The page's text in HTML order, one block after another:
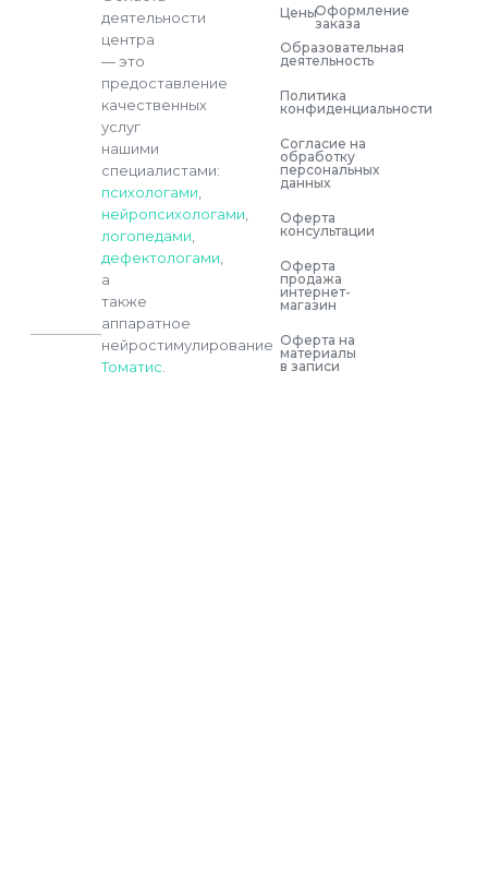
деятельности
центра
— это
предоставление
качественных
услуг
нашими
специалистами:
психологами
нейропсихологами
логопедами
дефектологами
а
также
аппаратное
нейростимулирование
Томатис
Оформление
заказа
Цены
Образовательная
деятельность
Политика
конфиденциальности
Согласие на
обработку
персональных
данных
Оферта
консультации
Оферта
продажа
интернет-
магазин
Оферта на
материалы
в записи